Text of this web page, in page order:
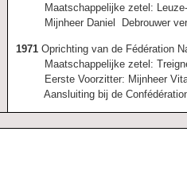
Maatschappelijke zetel: Leuze-
Mijnheer Daniel Debrouwer
1971 Oprichting van de Fédération
Maatschappelijke zetel:
Eerste Voorzitter: Mijnheer
Aansluiting bij de Confédération